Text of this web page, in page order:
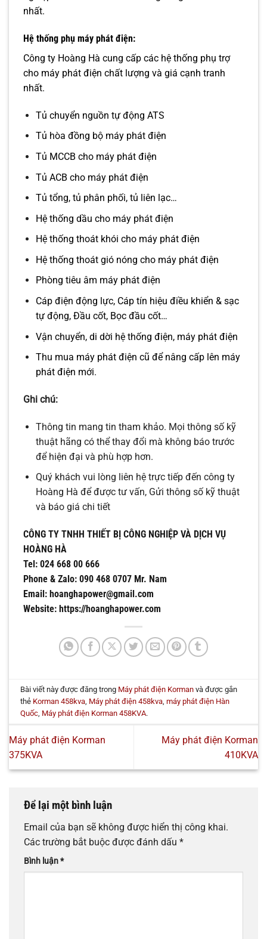
nhất.
Hệ thống phụ máy phát điện:
Công ty Hoàng Hà cung cấp các hệ thống phụ trợ
cho máy phát điện chất lượng và giá cạnh tranh
nhất.
Tủ chuyển nguồn tự động ATS
Tủ hòa đồng bộ máy phát điện
Tủ MCCB cho máy phát điện
Tủ ACB cho máy phát điện
Tủ tổng, tủ phân phối, tủ liên lạc…
Hệ thống dầu cho máy phát điện
Hệ thống thoát khói cho máy phát điện
Hệ thống thoát gió nóng cho máy phát điện
Phòng tiêu âm máy phát điện
Cáp điện động lực, Cáp tín hiệu điều khiển & sạc
tự động, Đầu cốt, Bọc đầu cốt…
Vận chuyển, di dời hệ thống điện, máy phát điện
Thu mua máy phát điện cũ để nâng cấp lên máy
phát điện mới.
Ghi chú:
Thông tin mang tin tham khảo. Mọi thông số kỹ
thuật hãng có thể thay đổi mà không báo trước
để hiện đại và phù hợp hơn.
Quý khách vui lòng liên hệ trực tiếp đến công ty
Hoàng Hà để được tư vấn, Gửi thông số kỹ thuật
và báo giá chi tiết
CÔNG TY TNHH THIẾT BỊ CÔNG NGHIỆP VÀ DỊCH VỤ
HOÀNG HÀ
Tel: 024 668 00 666
Phone & Zalo: 090 468 0707 Mr. Nam
Email: hoanghapower@gmail.com
Website: https://hoanghapower.com
Bài viết này được đăng trong Máy phát điện Korman và được gắn
thẻ Korman 458kva Máy phát điện 458kva ,máy phát điện Hàn
Quốc Máy phát điện Korman 458KVA.
Máy phát điện Korman
375KVA
Máy phát điện Korman
410KVA
Để lại một bình luận
Email của bạn sẽ không được hiển thị công khai.
Các trường bắt buộc được đánh dấu *
Bình luận*